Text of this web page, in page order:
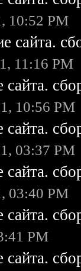
10:52 PM
сайта.
11:16 PM
10:56 PM
03:37 PM
03:40 PM
PM